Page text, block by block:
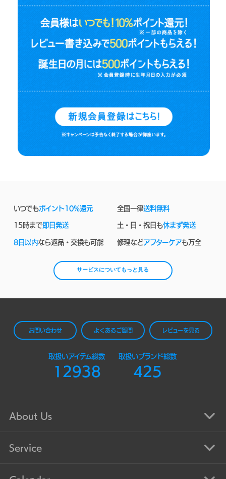
いつでもポイント10%還元 全国一律送料無料
15時まで即日発送 土・日・祝日も休まず発送
8日以内なら返品・交換も可能 修理などアフターケアも万全
サービスについてもっと見る
お問い合わせ よくあるご質問 レビューを見る
取扱いアイテム総数
12938
取扱いブランド総数
425
About Us
Service